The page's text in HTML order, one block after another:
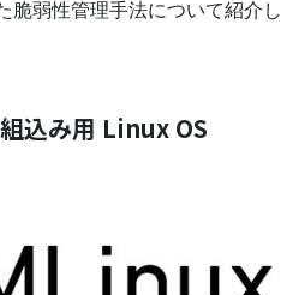
脆弱性管理手法について紹介し
込み用 Linux OS